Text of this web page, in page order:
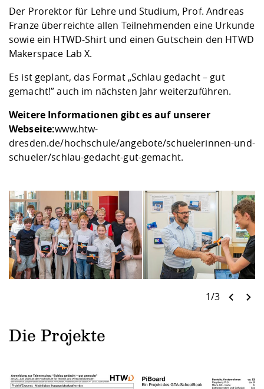
Der Prorektor für Lehre und Studium, Prof. Andreas
Franze überreichte allen Teilnehmenden eine Urkunde
sowie ein HTWD-Shirt und einen Gutschein den HTWD
Makerspace Lab X.
Es ist geplant, das Format „Schlau gedacht – gut
gemacht!” auch im nächsten Jahr weiterzuführen.
Weitere Informationen gibt es auf unserer
Webseite:www.htw-
dresden.de/hochschule/angebote/schuelerinnen-und-
schueler/schlau-gedacht-gut-gemacht.
1/3
Die Projekte